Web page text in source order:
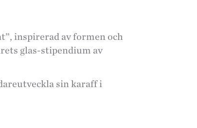
inspirerad av formen och
glas-stipendium av
sin karaff i